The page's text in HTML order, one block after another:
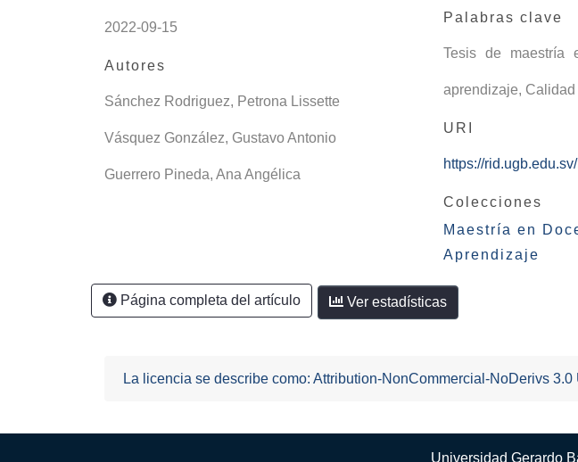
2022-09-15
Autores
Sánchez Rodriguez, Petrona Lissette
Vásquez González, Gustavo Antonio
Guerrero Pineda, Ana Angélica
Palabras clave
Tesis de maestría
aprendizaje,
URI
https://
Colecciones
Maestría en
Aprendizaje
Página completa del artículo Ver estadísticas
La licencia se describe como: Attribution-NonCommercial-NoDerivs
Universidad Gerardo